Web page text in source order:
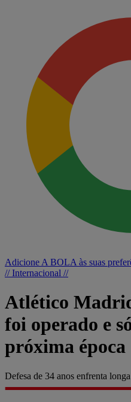
Adicione A BOLA às suas
// Internacional //
Atlético
foi operado e
próxima época
Defesa de 34 anos enfrenta